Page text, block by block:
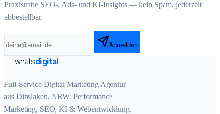
Praxisnahe SEO-, Ads- und KI-Insights — kein Spam, jederzeit
abbestellbar.
Anmelden
whatsdigital
Full-Service Digital Marketing Agentur
aus Dinslaken, NRW. Performance
Marketing, SEO, KI & Webentwicklung.